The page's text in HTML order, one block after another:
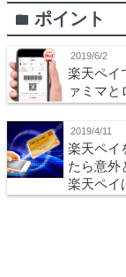
folder ポイント
2019/6/2
楽天ペイ
ァミマ
2019/4/11
楽天ペイ
たら意外
楽天ペイ